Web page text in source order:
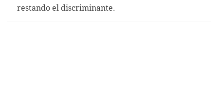
restando el discriminante.